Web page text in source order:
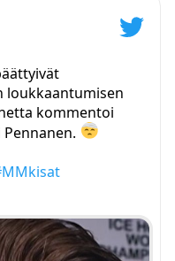
loukkaantumisen
kommentoi